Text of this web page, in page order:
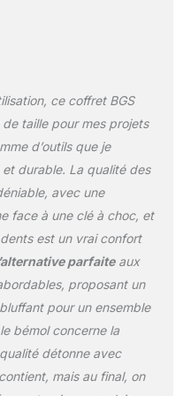
PH0 - PH1 -
Torx) sans
frontal T8 - T9 -
- T15 - T20 - T25 -
- T30 | Douilles à
Profil T (pour
avec perçage T6 -
- TH9 - TH10 - TH15
- TH25 - TH27 -
six pans creux
- 5 - 6 mm Outils
carré 10 mm (3/8"):
réversible, 72
125 mm | Joint
| Porte-bits
ce coffret BGS
taille pour mes projets
d’outils que je
durable. La qualité des
avec une
face à une clé à choc, et
est un vrai confort
parfaiteaux
proposant un
pour un ensemble
bémol concerne la
détonne avec
mais au final, on